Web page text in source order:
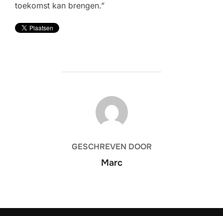
toekomst kan brengen.”
BERICHTAUTEUR
GESCHREVEN DOOR
Marc